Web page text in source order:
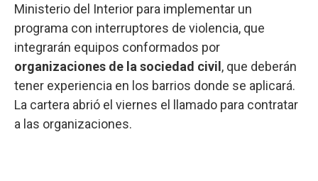
Ministerio del Interior para implementar un
programa con interruptores de violencia, que
integrarán equipos conformados por
organizaciones de la sociedad civil , que deberán
tener experiencia en los barrios donde se aplicará.
La cartera abrió el viernes el llamado para contratar
a las organizaciones.